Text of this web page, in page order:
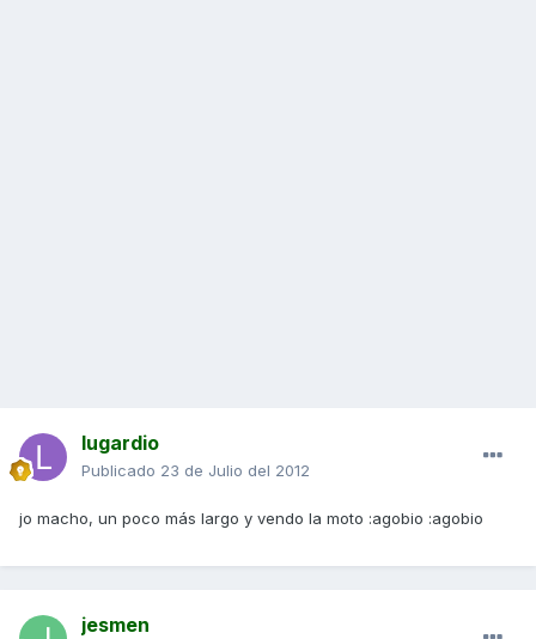
lugardio
Publicado 23 de Julio del 2012
jo macho, un poco más largo y vendo la moto :agobio :agobio
jesmen